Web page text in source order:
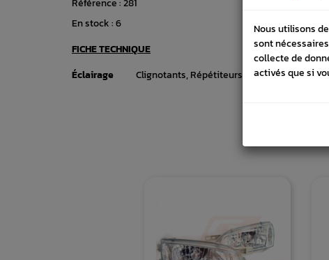
En stock :6
FICHE TECHNIQUE
Éclairage
Clignotants, Répétiteurs
Nous utilisons
sont
collecte de
activés que si